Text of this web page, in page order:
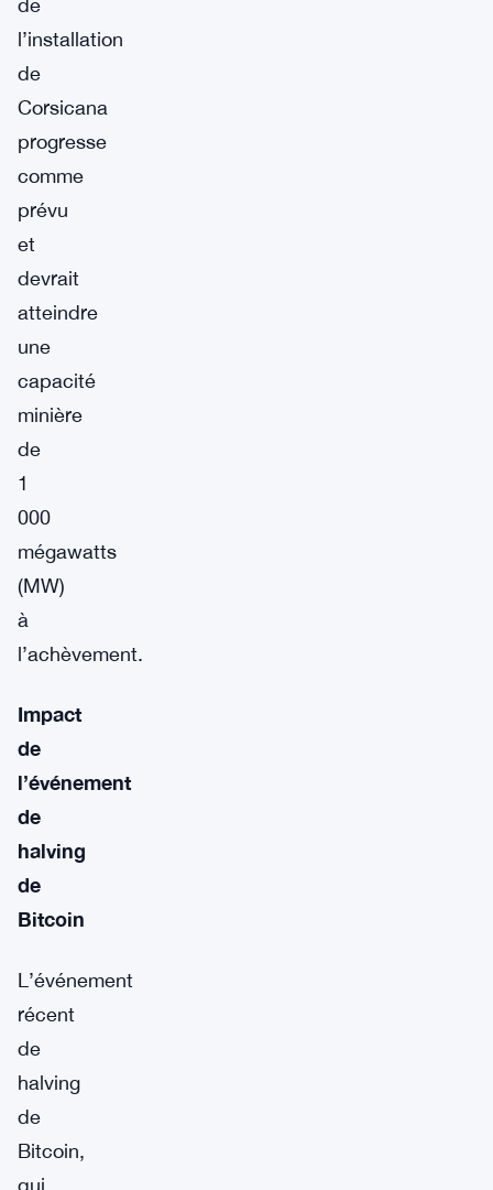
de
l’installation
de
Corsicana
progresse
comme
prévu
et
devrait
atteindre
une
capacité
minière
de
1
000
mégawatts
(MW)
à
l’achèvement.
Impact
de
l’événement
de
halving
de
Bitcoin
L’événement
récent
de
halving
de
Bitcoin,
qui